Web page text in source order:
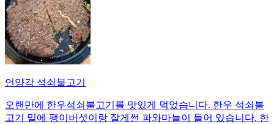
언양각 석쇠불고기
오랜만에 한우석쇠불고기를 맛있게 먹었습니다. 한우 석쇠불
고기 밑에 팽이버섯이랑 잘게썬 파와마늘이 들어 있습니다. 한